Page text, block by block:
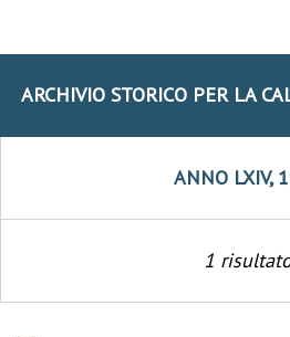
ARCHIVIO STORICO PER LA
ANNO LXIV,
1